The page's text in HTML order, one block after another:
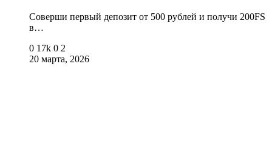
Соверши первый депозит от 500 рублей и получи 200FS
в…
0 17k 0 2
20 марта, 2026